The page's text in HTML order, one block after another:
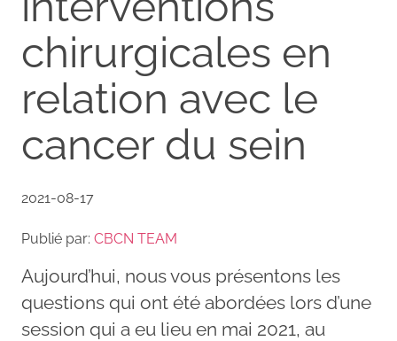
chirurgicales en
relation avec le
cancer du sein
2021-08-17
Publié par: CBCN TEAM
Aujourd’hui, nous vous présentons les
questions qui ont été abordées lors d’une
session qui a eu lieu en mai 2021, au